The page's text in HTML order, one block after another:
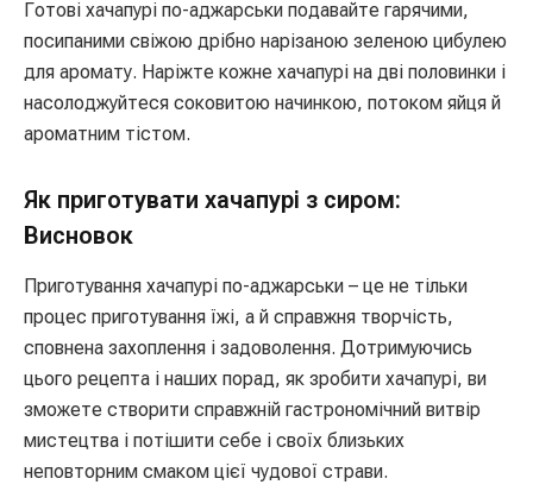
Готові хачапурі по-аджарськи подавайте гарячими,
посипаними свіжою дрібно нарізаною зеленою цибулею
для аромату. Наріжте кожне хачапурі на дві половинки і
насолоджуйтеся соковитою начинкою, потоком яйця й
ароматним тістом.
Як приготувати хачапурі з сиром:
Висновок
Приготування хачапурі по-аджарськи – це не тільки
процес приготування їжі, а й справжня творчість,
сповнена захоплення і задоволення. Дотримуючись
цього рецепта і наших порад, як зробити хачапурі, ви
зможете створити справжній гастрономічний витвір
мистецтва і потішити себе і своїх близьких
неповторним смаком цієї чудової страви.